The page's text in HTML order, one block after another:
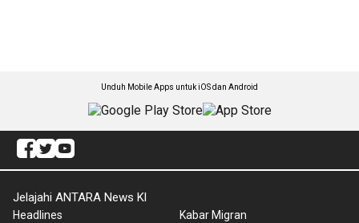
Unduh Mobile Apps untuk iOS dan Android
Jelajahi ANTARA News Kl
Headlines
Kabar Migran